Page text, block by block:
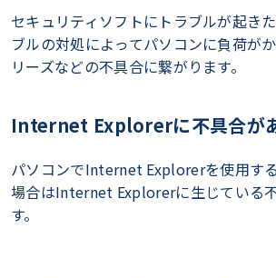
セキュリティソフトにトラブルが起き
ブルの対処によってパソコンに負荷が
リーズなどの不具合に繋がります。
Internet Explorerに不具合が
パソコンでInternet Explorerを使用す
場合はInternet Explorerに生じている
す。